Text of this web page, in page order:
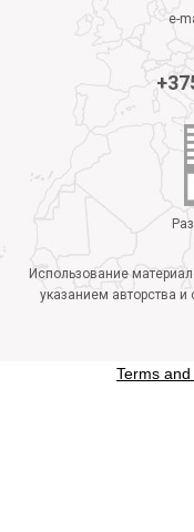
e-
Использование
указанием авторства
Terms